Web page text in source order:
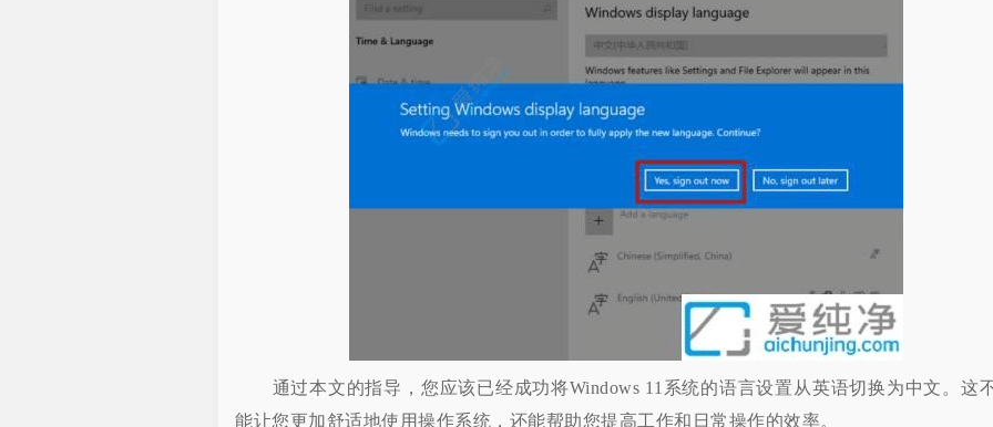
通过本文的指导，您应该已经成功将Windows 11系统的语言设置从英语切换为中文。这
能让您更加舒适地使用操作系统，还能帮助您提高工作和日常操作的效率。